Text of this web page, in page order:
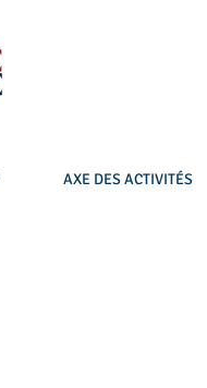
AXE DES ACTIVITÉS